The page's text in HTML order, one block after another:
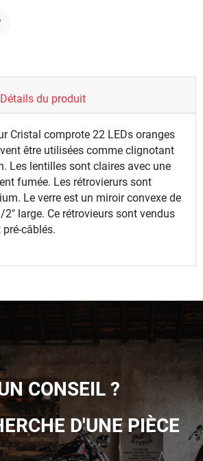
Détails du produit
Cristal comprote 22 LEDs oranges
être utilisées comme clignotant
Les lentilles sont claires avec une
fumée. Les rétrovierurs sont
Le verre est un miroir convexe de
large. Ce rétrovieurs sont vendus
câblés.
CONSEIL ?
D'UNE PIÈCE